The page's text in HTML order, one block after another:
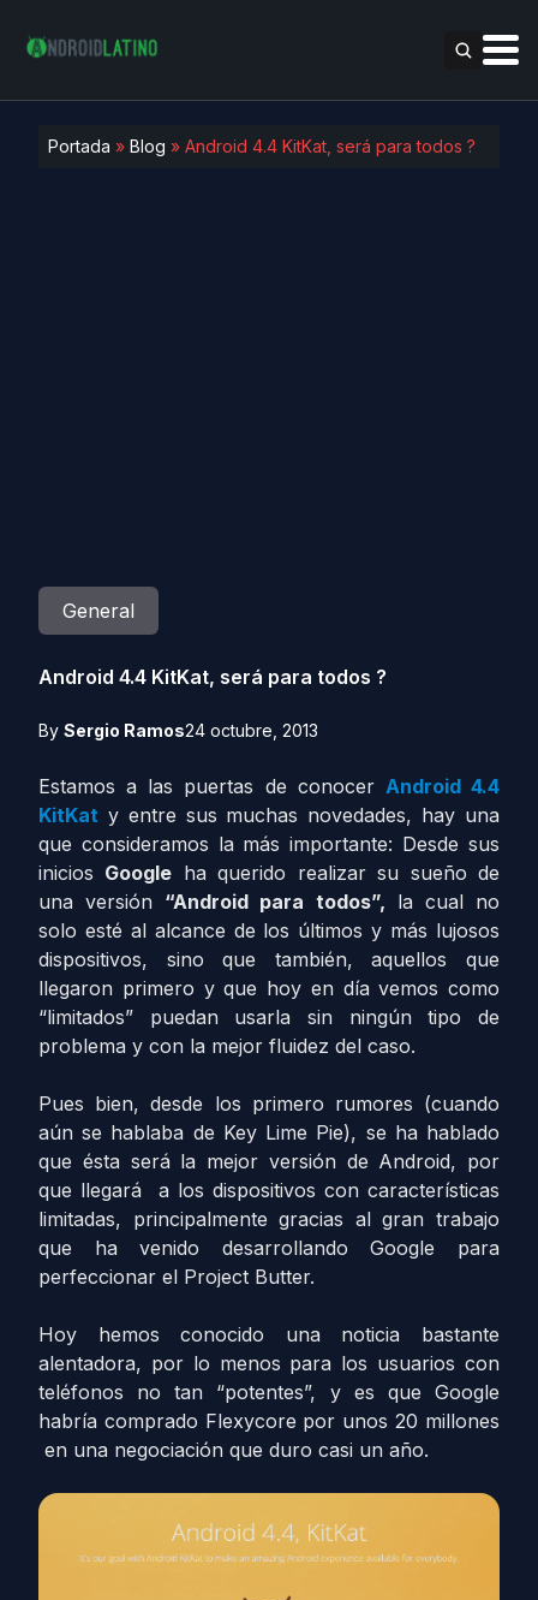
Portada » Blog » Android 4.4 KitKat, será para todos ?
General
Android 4.4 KitKat, será para todos ?
By Sergio Ramos24 octubre, 2013
Estamos a las puertas de conocer Android 4.4
KitKat y entre sus muchas novedades, hay una
que consideramos la más importante: Desde sus
inicios Google ha querido realizar su sueño de
una versión “Android para todos”, la cual no
solo esté al alcance de los últimos y más lujosos
dispositivos, sino que también, aquellos que
llegaron primero y que hoy en día vemos como
“limitados” puedan usarla sin ningún tipo de
problema y con la mejor fluidez del caso.
Pues bien, desde los primero rumores (cuando
aún se hablaba de Key Lime Pie), se ha hablado
que ésta será la mejor versión de Android, por
que llegará a los dispositivos con características
limitadas, principalmente gracias al gran trabajo
que ha venido desarrollando Google para
perfeccionar el Project Butter.
Hoy hemos conocido una noticia bastante
alentadora, por lo menos para los usuarios con
teléfonos no tan “potentes”, y es que Google
habría comprado Flexycore por unos 20 millones
en una negociación que duro casi un año.